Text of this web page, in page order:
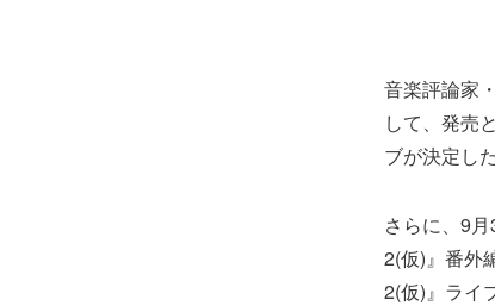
音楽評論家
して、発売
ブが決定した
さらに、9
2(仮)』番外
2(仮)』ライ